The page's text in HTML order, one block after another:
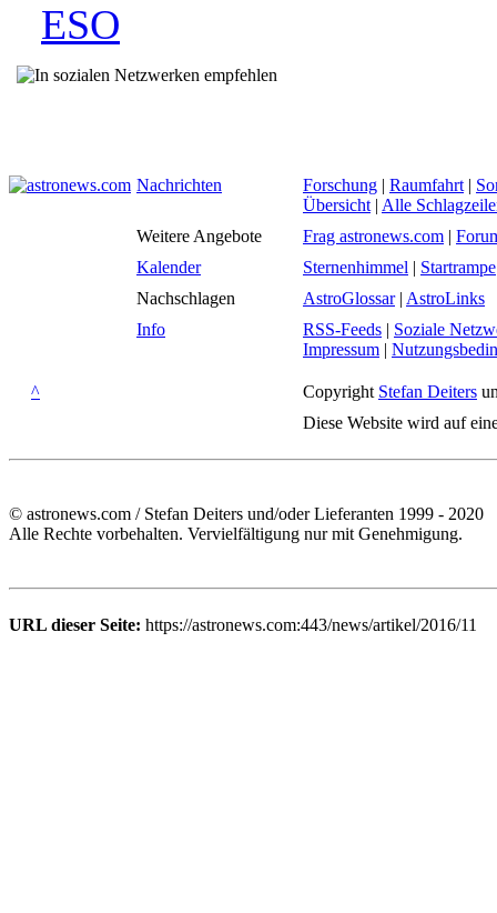
ESO
Nachrichten Forschung | Raumfahrt |
Übersicht | Alle
Weitere Angebote
Frag astronews.com |
Kalender
Sternenhimmel | Startrampe
Nachschlagen
AstroGlossar| AstroLinks
Info
RSS-Feeds | Soziale
Impressum |
^ Copyright Stefan Deiters
Diese Website wird auf
© astronews.com / Stefan Deiters und/oder Lieferanten 1999 - 2020
Alle Rechte vorbehalten. Vervielfältigung nur mit Genehmigung.
URL dieser Seite: https://astronews.com:443/news/artikel/2016/11